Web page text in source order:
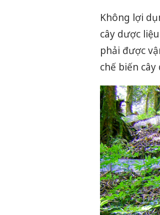
Không lợi
cây dược
phải được
chế biến